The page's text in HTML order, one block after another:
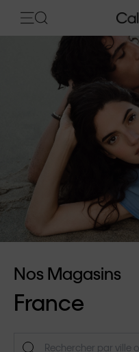
Nos Magasins
France